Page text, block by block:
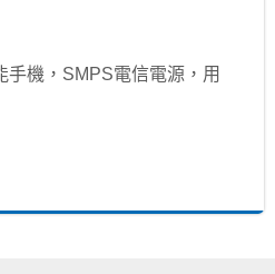
手機，SMPS電信電源，用